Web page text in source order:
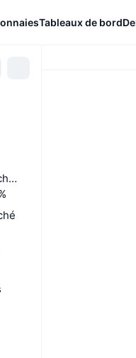
Tableaux de bord
(24 h)